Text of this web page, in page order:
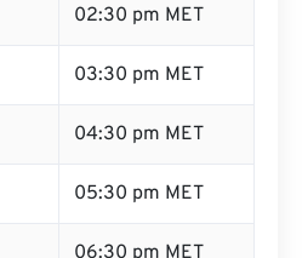
02:30 pm MET
03:30 pm MET
04:30 pm MET
05:30 pm MET
06:30 pm MET